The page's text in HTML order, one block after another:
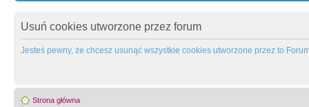
Usuń cookies utworzone przez forum
Jesteś pewny, że chcesz usunąć wszystkie cookies utworzone przez to
Strona główna